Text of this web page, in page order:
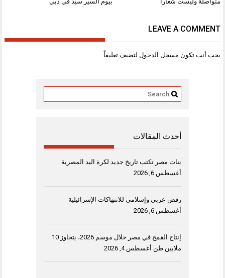
LEAVE A COMMENT
يجب أنت تكون مسجل الدخول لتضيف تعليقاً.
أحدث المقالات
بنات مصر تكتب تاريخ جديد لكرة اليد المصرية
أغسطس 6, 2026
رفض عربي وإسلامي للانتهاكات الإسرائيلية
أغسطس 6, 2026
إنتاج القمح في مصر خلال موسم 2026، يتجاوز 10
ملايين طن أغسطس 4, 2026